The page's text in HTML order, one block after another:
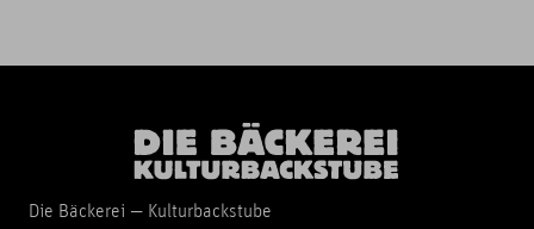
Die Bäckerei — Kulturbackstube